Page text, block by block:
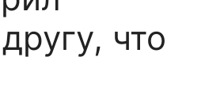
что